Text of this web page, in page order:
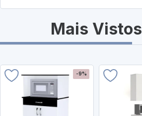
Mais Vistos
-9%